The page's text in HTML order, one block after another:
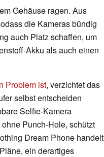
Gehäuse ragen. Aus
die Kameras bündig
auch Platz schaffen, um
Akku als auch einen
Problem ist, verzichtet das
selbst entscheiden
Selfie-Kamera
Punch-Hole, schützt
Dream Phone handelt
ein derartiges